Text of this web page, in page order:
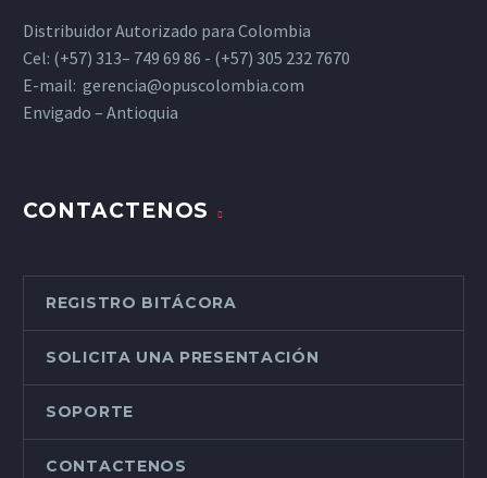
Distribuidor Autorizado para Colombia
Cel: (+57) 313– 749 69 86 - (+57) 305 232 7670
E-mail: gerencia@opuscolombia.com
Envigado – Antioquia
CONTACTENOS
REGISTRO BITÁCORA
SOLICITA UNA PRESENTACIÓN
SOPORTE
CONTACTENOS